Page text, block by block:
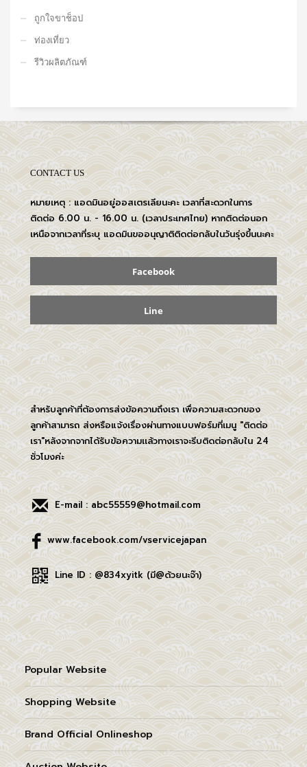
ถูกใจขาช็อป
ท่องเที่ยว
รีวิวผลิตภัณฑ์
CONTACT US
หมายเหตุ : แอดมินอยู่ออสเตรเลียนะคะ เวลาที่สะดวกในการ
ติดต่อ 6.00 น. - 16.00 น. (เวลาประเทศไทย) หากติดต่อนอก
เหนือจากเวลาที่ระบุ แอดมินขออนุญาติติดต่อกลับในวันรุ่งขึ้นนะคะ
Facebook
Line
สำหรับลูกค้าที่ต้องการส่งข้อความถึงเรา เพื่อความสะดวกของ
ลูกค้าสามารถ ส่งหรือแจ้งเรื่องผ่านทางแบบฟอร์มที่เมนู "ติดต่อ
เรา"หลังจากจากได้รับข้อความเเล้วทางเราจะรีบติดต่อกลับใน 24
ชั่วโมงค่ะ
E-mail : abc55559@hotmail.com
www.facebook.com/vservicejapan
Line ID : @834xyitk (มี@ด้วยนะจ๊า)
Popular Website
Shopping Website
Brand Official Onlineshop